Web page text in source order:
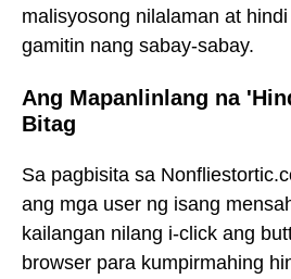
malisyosong nilalaman at
gamitin nang sabay-sabay.
Ang Mapanlinlang na
Bitag
Sa pagbisita sa
ang mga user ng isang
kailangan nilang i-click ang
browser para kumpirmahing